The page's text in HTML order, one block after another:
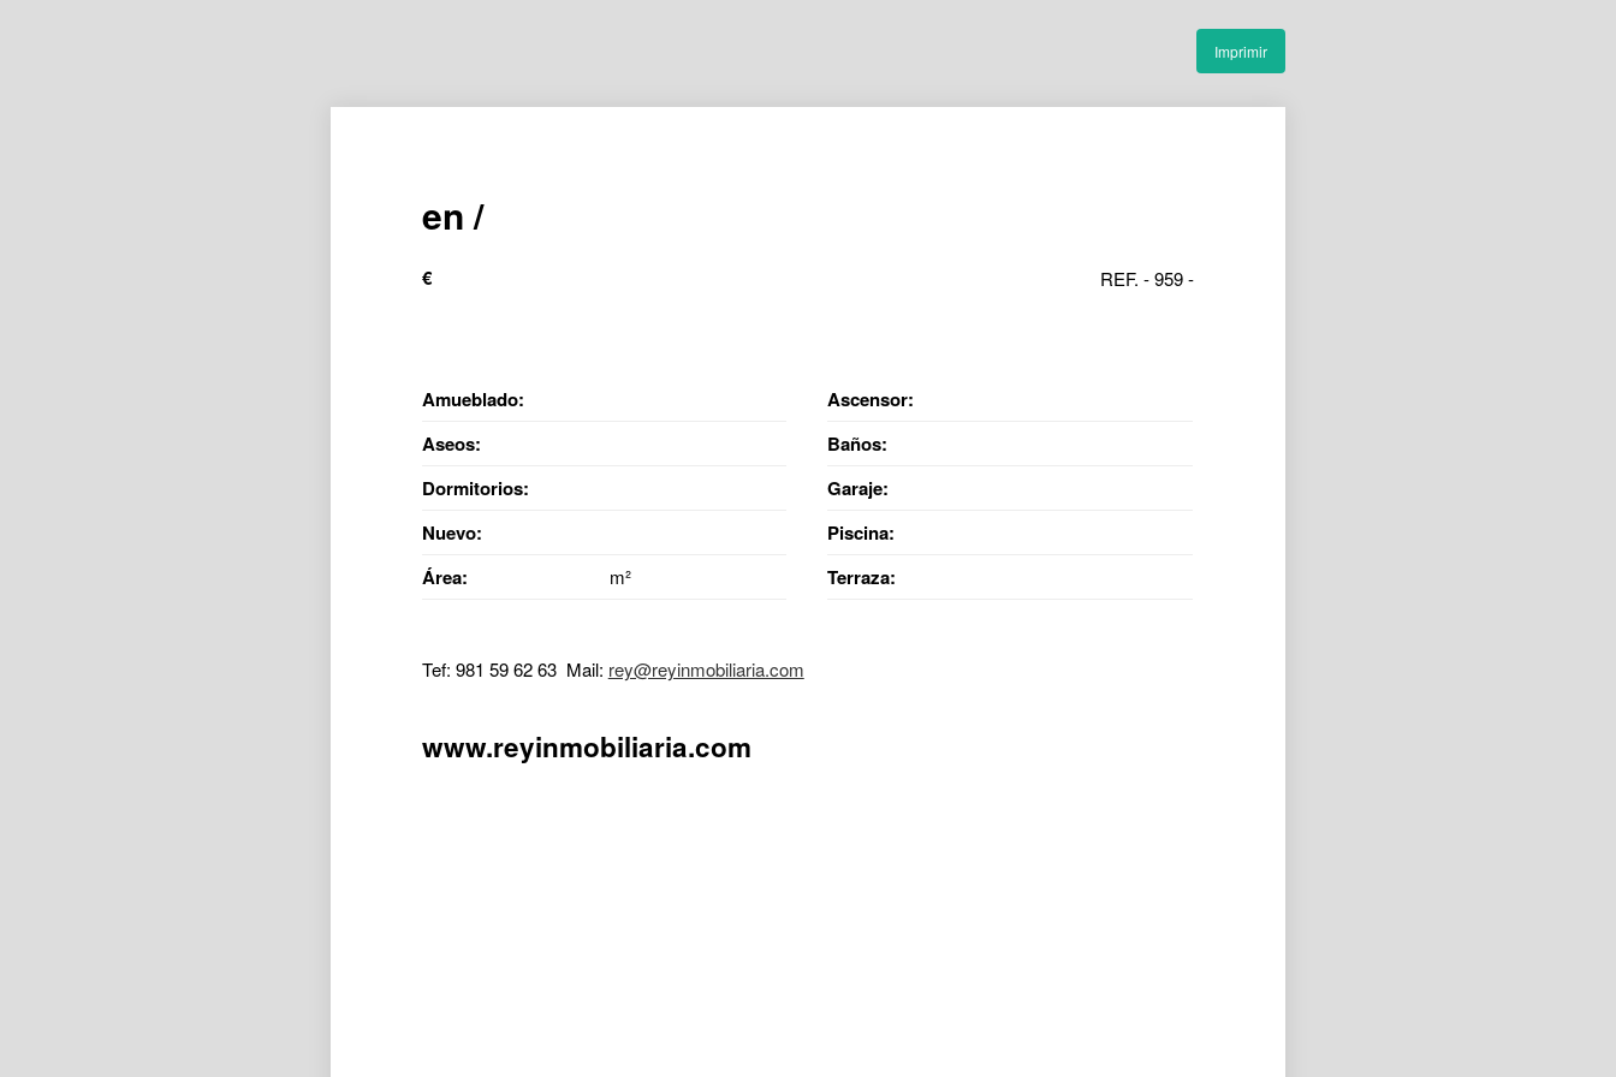
Imprimir
en /
€ REF. - 959 -
Amueblado:
Ascensor:
Aseos:
Baños:
Dormitorios:
Garaje:
Nuevo:
Piscina:
Área:
m² Terraza:
Tef: 981 59 62 63 Mail: rey@reyinmobiliaria.com
www.reyinmobiliaria.com